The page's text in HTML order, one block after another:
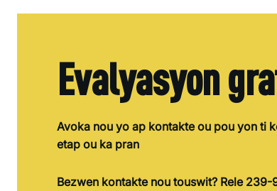
Evalyasyon
Avoka nou yo ap kontakte ou pou yon ti
etap ou ka pran
Bezwen kontakte nou touswit? Rele